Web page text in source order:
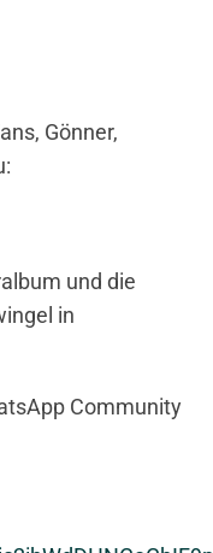
Gönner,
und die
in
Community